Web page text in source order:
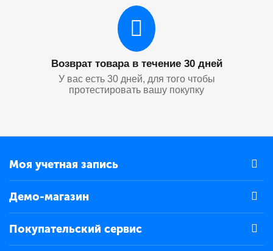
Возврат товара в течение 30 дней
У вас есть 30 дней, для того чтобы
протестировать вашу покупку
Моя учетная запись
Демо-магазин
Покупательский сервис